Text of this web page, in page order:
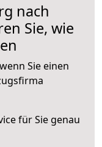
nach
Sie, wie
Sie einen
für Sie genau